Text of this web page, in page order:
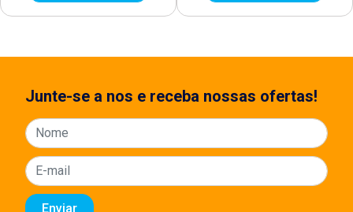
Junte-se a nos e receba nossas ofertas!